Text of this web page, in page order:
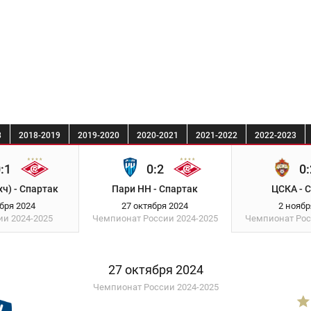
2018-2019 2019-2020 2020-2021 2021-2022 2022-2023
- Спартак
2024
2024-2025
0:2
Пари НН - Спартак
27 октября 2024
Чемпионат России 2024-2025
ЦСКА -
2
Чемпионат
27 октября 2024
Чемпионат России 2024-2025